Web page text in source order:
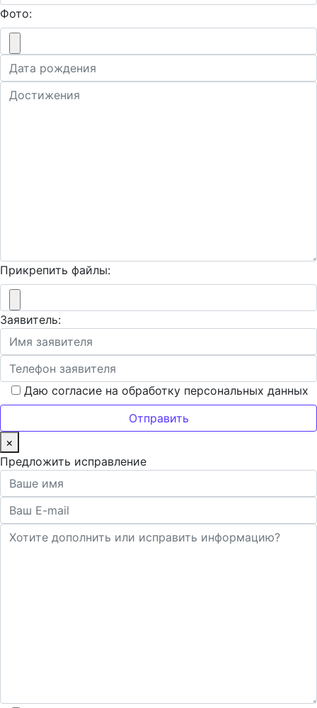
Фото:
Прикрепить файлы:
Заявитель:
Даю согласие на обработку персональных данных
×
Предложить исправление